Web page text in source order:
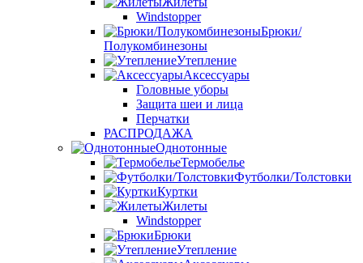
Windstopper
Брюки/
Полукомбинезоны
Утепление
Аксессуары
Головные уборы
Защита шеи и лица
Перчатки
РАСПРОДАЖА
Однотонные
Термобелье
Футболки/Толстовки
Куртки
Жилеты
Windstopper
Брюки
Утепление